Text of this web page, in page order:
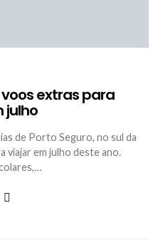
extras para
julho
de Porto Seguro, no sul da
viajar em julho deste ano.